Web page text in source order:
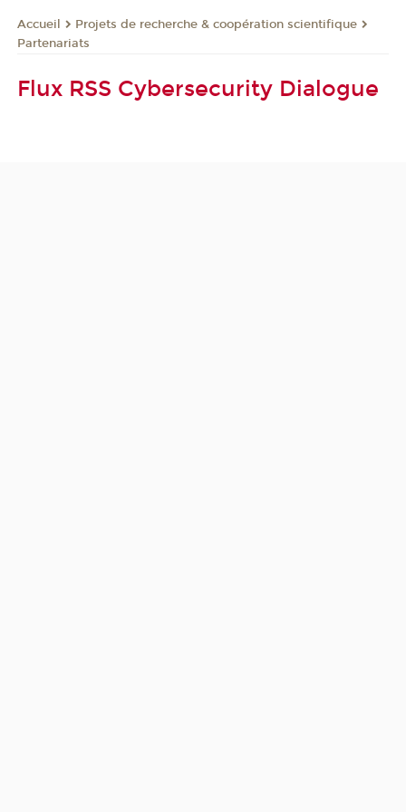
Accueil
Projets de recherche & coopération scientifique
Partenariats
Flux RSS Cybersecurity Dialogue